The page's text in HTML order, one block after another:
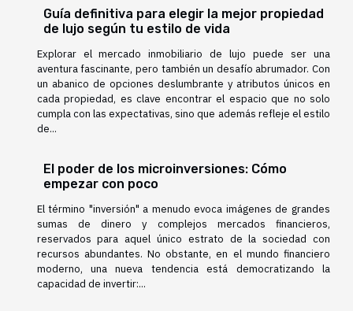
Guía definitiva para elegir la mejor propiedad
de lujo según tu estilo de vida
Explorar el mercado inmobiliario de lujo puede ser una
aventura fascinante, pero también un desafío abrumador. Con
un abanico de opciones deslumbrante y atributos únicos en
cada propiedad, es clave encontrar el espacio que no solo
cumpla con las expectativas, sino que además refleje el estilo
de...
El poder de los microinversiones: Cómo
empezar con poco
El término "inversión" a menudo evoca imágenes de grandes
sumas de dinero y complejos mercados financieros,
reservados para aquel único estrato de la sociedad con
recursos abundantes. No obstante, en el mundo financiero
moderno, una nueva tendencia está democratizando la
capacidad de invertir:...